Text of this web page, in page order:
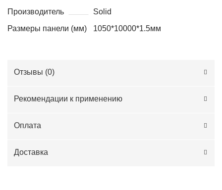
Производитель
Solid
Размеры панели (мм)
1050*10000*1.5мм
Отзывы (0)
Рекомендации к применению
Оплата
Доставка